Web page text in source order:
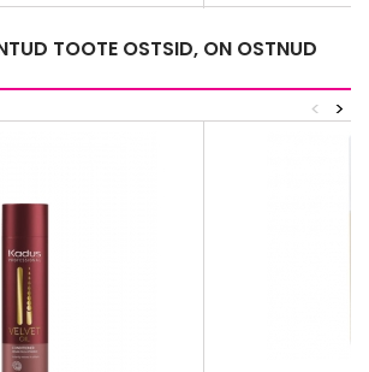
TOOTE OSTSID, ON OSTNUD
>
<